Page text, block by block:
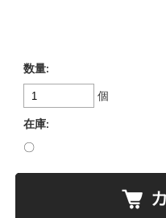
数量:
個
在庫:
〇